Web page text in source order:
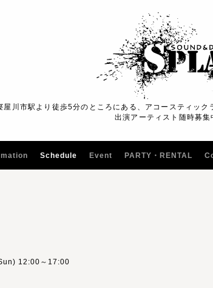
屋川市駅より徒歩5分のところにある、アコースティック
出演アーティスト随時募集
Schedule Event PARTY・RENTAL
12:00～17:00